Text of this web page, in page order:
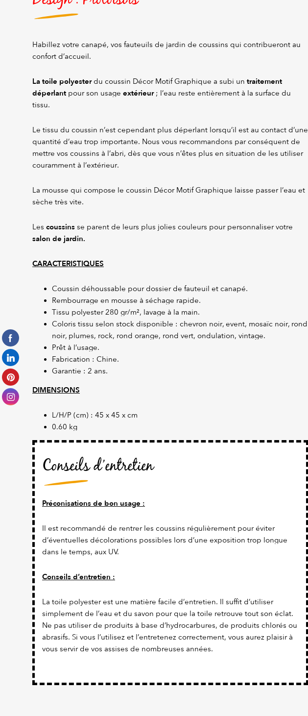
Habillez votre canapé, vos fauteuils de jardin de coussins qui contribueront au
confort d’accueil.
La toile polyesterdu coussin Décor Motif Graphique a subi un traitement
déperlant pour son usage extérieur; l’eau reste entièrement à la surface du
tissu.
Le tissu du coussin n’est cependant plus déperlant lorsqu’il est au contact d’une
quantité d’eau trop importante. Nous vous recommandons par conséquent de
mettre vos coussins à l’abri, dès que vous n’êtes plus en situation de les utiliser
couramment à l’extérieur.
La mousse qui compose le coussin Décor Motif Graphique laisse passer l’eau et
sèche très vite.
Les coussins se parent de leurs plus jolies couleurs pour personnaliser votre
salon de jardin.
CARACTERISTIQUES
Coussin déhoussable pour dossier de fauteuil et canapé.
Rembourrage en mousse à séchage rapide.
Tissu polyester 280 gr/m², lavage à la main.
Coloris tissu selon stock disponible : chevron noir, event, mosaïc noir, rond
noir, plumes, rock, rond orange, rond vert, ondulation, vintage.
Prêt à l’usage.
Fabrication : Chine.
Garantie : 2 ans.
DIMENSIONS
L/H/P (cm) : 45 x 45 x cm
0.60 kg
Conseils d’entretien
Préconisations de bon usage :
Il est recommandé de rentrer les coussins régulièrement pour éviter
d’éventuelles décolorations possibles lors d’une exposition trop longue
dans le temps, aux UV.
Conseils d’entretien :
La toile polyester est une matière facile d’entretien. Il suffit d’utiliser
simplement de l’eau et du savon pour que la toile retrouve tout son éclat.
Ne pas utiliser de produits à base d’hydrocarbures, de produits chlorés ou
abrasifs. Si vous l’utilisez et l’entretenez correctement, vous aurez plaisir à
vous servir de vos assises de nombreuses années.